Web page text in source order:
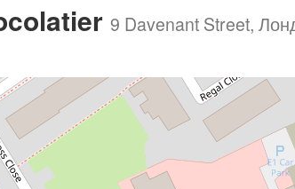
9 Davenant Street,